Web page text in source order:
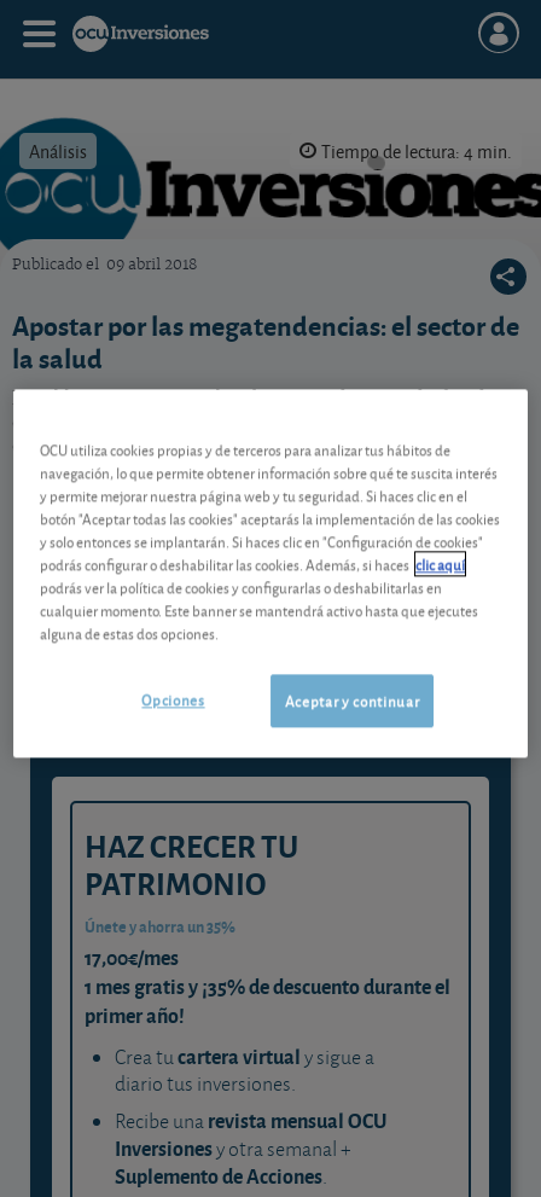
Análisis Tiempo de lectura: 4 min.
Publicado el 09 abril 2018
Apostar por las megatendencias: el sector de
la salud
En el horizonte se vislumbran tendencias de fondo
el mundo de la salud.
Contenido reservado a SOCIOS
Gestiona tu dinero con visión
experta
y consigue que cada euro trabaje
para ti
HAZ CRECER TU
PATRIMONIO
Únete y ahorra un 35%
17,00€/mes
1 mes gratis y ¡35% de descuento durante el
primer año!
Crea tucartera virtualy sigue a
diario tus inversiones.
Recibe unarevista mensual OCU
Inversionesy otra semanal +
Suplemento de Acciones.
OCU utiliza cookies propias y de terceros para analizar tus hábitos de
navegación, lo que permite obtener información sobre qué te suscita interés
y permite mejorar nuestra página web y tu seguridad. Si haces clic en el
botón "Aceptar todas las cookies" aceptarás la implementación de las cookies
y solo entonces se implantarán. Si haces clic en "Configuración de cookies"
podrás configurar o deshabilitar las cookies. Además, si haces clic aquí
podrás ver la política de cookies y configurarlas o deshabilitarlas en
cualquier momento. Este banner se mantendrá activo hasta que ejecutes
alguna de estas dos opciones.
Aceptar y continuar
Opciones